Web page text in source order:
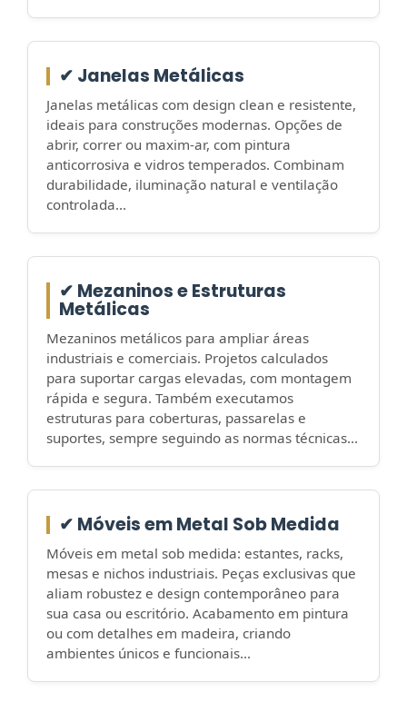
✔ Janelas Metálicas
Janelas metálicas com design clean e resistente,
ideais para construções modernas. Opções de
abrir, correr ou maxim-ar, com pintura
anticorrosiva e vidros temperados. Combinam
durabilidade, iluminação natural e ventilação
controlada...
✔ Mezaninos e Estruturas
Metálicas
Mezaninos metálicos para ampliar áreas
industriais e comerciais. Projetos calculados
para suportar cargas elevadas, com montagem
rápida e segura. Também executamos
estruturas para coberturas, passarelas e
suportes, sempre seguindo as normas técnicas...
✔ Móveis em Metal Sob Medida
Móveis em metal sob medida: estantes, racks,
mesas e nichos industriais. Peças exclusivas que
aliam robustez e design contemporâneo para
sua casa ou escritório. Acabamento em pintura
ou com detalhes em madeira, criando
ambientes únicos e funcionais...